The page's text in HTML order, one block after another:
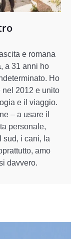
e romana
a 31 anni ho
Ho
nel 2012 e unito
e il viaggio.
– a usare il
personale,
sud, i cani, la
amo
davvero.